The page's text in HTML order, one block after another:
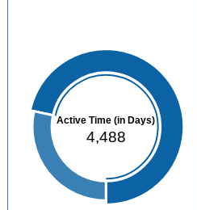
Active Time (in Days)
4,488